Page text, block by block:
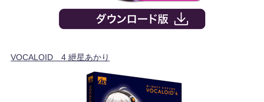
VOCALOID™4 紲星あかり